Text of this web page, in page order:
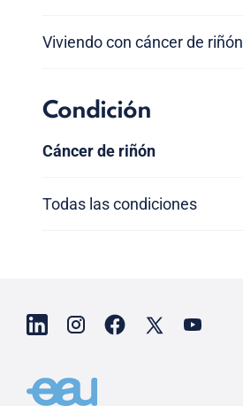
Viviendo con cáncer de riñón
Condición
Cáncer de riñón
Todas las condiciones